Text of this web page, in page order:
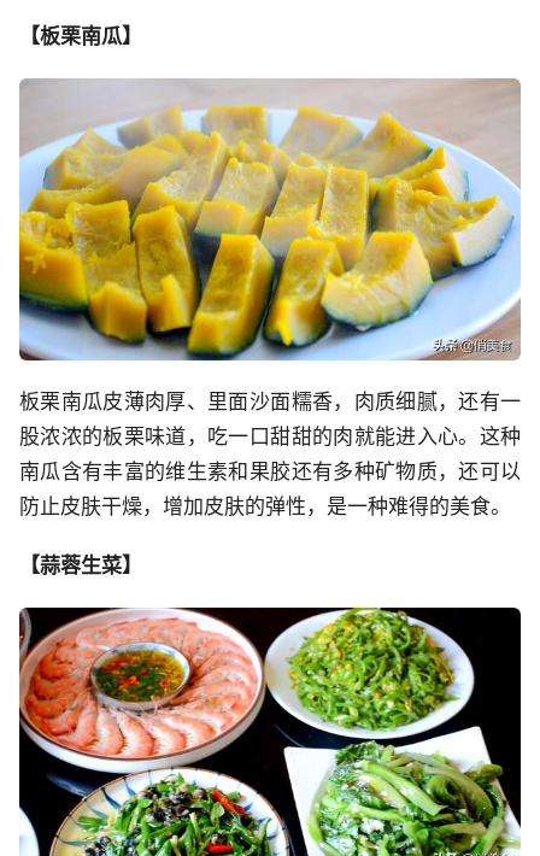
【板栗南瓜】
板栗南瓜皮薄肉厚、里面沙面糯香，肉质细腻，还有一
股浓浓的板栗味道，吃一口甜甜的肉就能进入心。这种
南瓜含有丰富的维生素和果胶还有多种矿物质，还可以
防止皮肤干燥，增加皮肤的弹性，是一种难得的美食。
【蒜蓉生菜】